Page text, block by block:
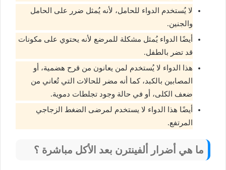
لا يُستخدم الدواء للحامل، لأنه يُمثل ضرر على الحامل
والجنين.
أيضًا الدواء يُمثل مشكلة للمرضع لأنه يحتوي على مكونات
قد تضر بالطفل.
هذا الدواء لا يُستخدم لمن يعانون من قرح هضمية، أو
المصابين بالكبد، كما أنه مضر للحالات التي تُعاني من
ضعف الكلى، أو في حالة وجود تجلطات دموية.
أيضًا هذا الدواء لا يستخدم لمرضى الضغط الزجاجي
المرتفع.
ما هي أضرار ألفينترن بعد الأكل مباشرة ؟